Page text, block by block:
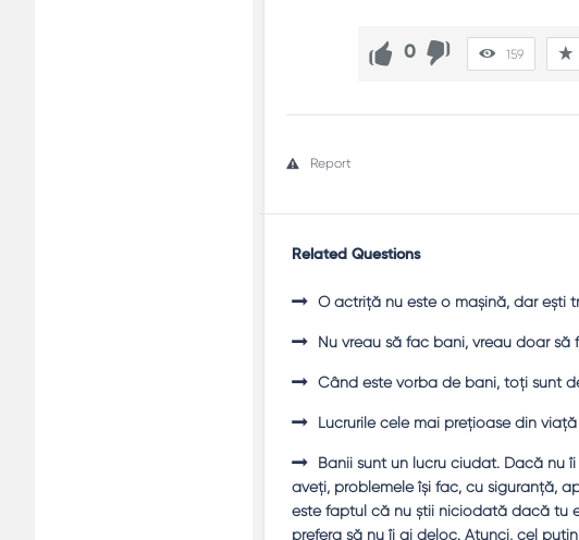
0 159
Report
Related Questions
O actriţă nu este o maşină, dar eşti
Nu vreau să fac bani, vreau doar să
Când este vorba de bani, toţi sunt
Lucrurile cele mai prețioase din
Banii sunt un lucru ciudat. Dacă nu
aveţi, problemele îşi fac, cu siguranţă,
este faptul că nu ştii niciodată dacă tu
prefera să nu îi ai deloc. Atunci, cel